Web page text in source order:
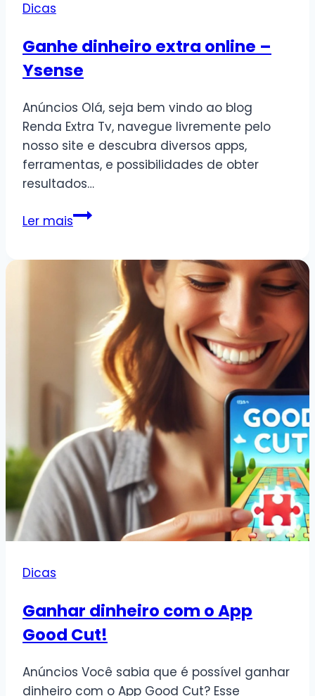
Dicas
Ganhe dinheiro extra online –
Ysense
Anúncios Olá, seja bem vindo ao blog
Renda Extra Tv, navegue livremente pelo
nosso site e descubra diversos apps,
ferramentas, e possibilidades de obter
resultados…
Ler maisGanhe
Ysense
Dicas
Ganhar dinheiro com o App
Good Cut!
Anúncios Você sabia que é possível ganhar
dinheiro com o App Good Cut? Esse